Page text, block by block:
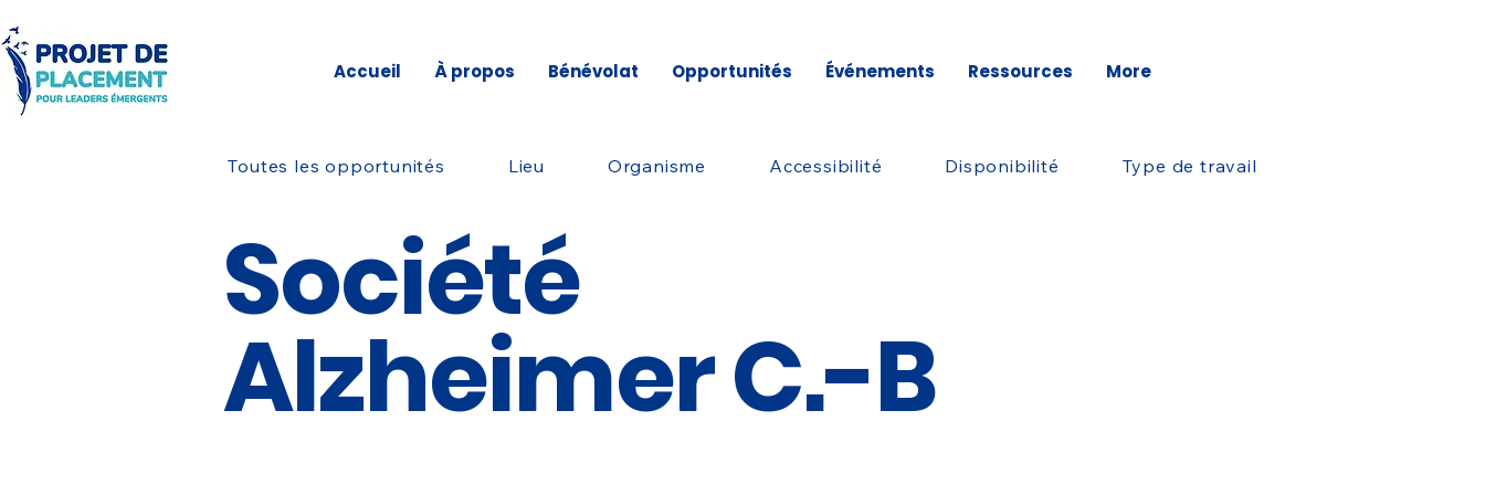
Accueil À propos Bénévolat Opportunités Événements Ressources More
Toutes les opportunités Lieu Organisme Accessibilité Disponibilité Type de travail
Société
Alzheimer C.-B